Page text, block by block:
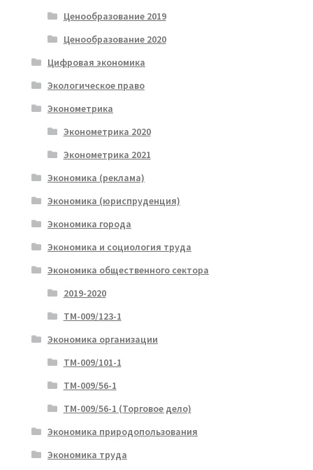
Ценообразование 2019
Ценообразование 2020
Цифровая экономика
Экологическое право
Эконометрика
Эконометрика 2020
Эконометрика 2021
Экономика (реклама)
Экономика (юриспруденция)
Экономика города
Экономика и социология труда
Экономика общественного сектора
2019-2020
ТМ-009/123-1
Экономика организации
ТМ-009/101-1
ТМ-009/56-1
ТМ-009/56-1 (Торговое дело)
Экономика природопользования
Экономика труда